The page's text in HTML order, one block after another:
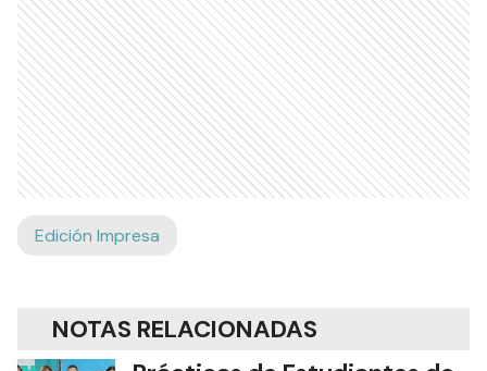
Edición Impresa
NOTAS RELACIONADAS